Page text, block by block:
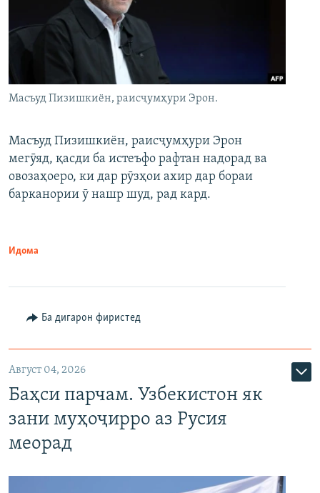
Масъуд Пизишкиён, раисҷумҳури Эрон.
Масъуд Пизишкиён, раисҷумҳури Эрон
мегӯяд, қасди ба истеъфо рафтан надорад ва
овозаҳоеро, ки дар рӯзҳои ахир дар бораи
барканории ӯ нашр шуд, рад кард.
Идома
Ба дигарон фиристед
Август 04, 2026
Баҳси парчам. Узбекистон як
зани муҳоҷирро аз Русия
меорад